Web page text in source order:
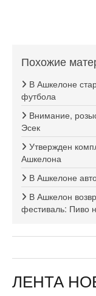
Похожие
В Ашкелоне
футбола
Внимание,
Эсек
Утвержден
Ашкелона
В Ашкелоне
В Ашкелон
фестиваль: Пиво
ЛЕНТА